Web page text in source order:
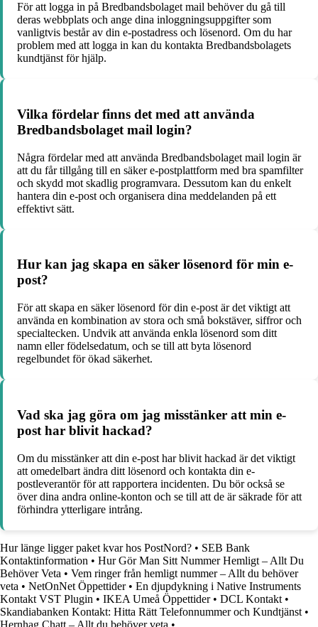
För att logga in på Bredbandsbolaget mail behöver du gå till
deras webbplats och ange dina inloggningsuppgifter som
vanligtvis består av din e-postadress och lösenord. Om du har
problem med att logga in kan du kontakta Bredbandsbolagets
kundtjänst för hjälp.
Vilka fördelar finns det med att använda
Bredbandsbolaget mail login?
Några fördelar med att använda Bredbandsbolaget mail login är
att du får tillgång till en säker e-postplattform med bra spamfilter
och skydd mot skadlig programvara. Dessutom kan du enkelt
hantera din e-post och organisera dina meddelanden på ett
effektivt sätt.
Hur kan jag skapa en säker lösenord för min e-
post?
För att skapa en säker lösenord för din e-post är det viktigt att
använda en kombination av stora och små bokstäver, siffror och
specialtecken. Undvik att använda enkla lösenord som ditt
namn eller födelsedatum, och se till att byta lösenord
regelbundet för ökad säkerhet.
Vad ska jag göra om jag misstänker att min e-
post har blivit hackad?
Om du misstänker att din e-post har blivit hackad är det viktigt
att omedelbart ändra ditt lösenord och kontakta din e-
postleverantör för att rapportera incidenten. Du bör också se
över dina andra online-konton och se till att de är säkrade för att
förhindra ytterligare intrång.
Hur länge ligger paket kvar hos PostNord? • SEB Bank
Kontaktinformation • Hur Gör Man Sitt Nummer Hemligt – Allt Du
Behöver Veta • Vem ringer från hemligt nummer – Allt du behöver
veta • NetOnNet Öppettider• En djupdykning i Native Instruments
Kontakt VST Plugin • IKEA Umeå Öppettider• DCL Kontakt •
Skandiabanken Kontakt: Hitta Rätt Telefonnummer och Kundtjänst •
Hernhag Chatt – Allt du behöver veta •